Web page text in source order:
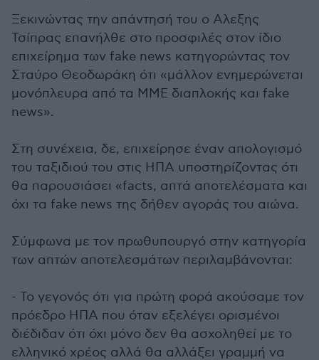
Ξεκινώντας την απάντησή του ο Αλεξης
Τσίπρας επανήλθε στο προσφιλές στον ίδιο
επιχείρημα των fake news κατηγορώντας τον
Σταύρο Θεοδωράκη ότι «μάλλον ενημερώνεται
μονόπλευρα από τα ΜΜΕ διαπλοκής και fake
news».
Στη συνέχεια, δε, επιχείρησε έναν απολογισμό
του ταξιδιού του στις ΗΠΑ υποστηρίζοντας ότι
θα παρουσιάσει «facts, απτά αποτελέσματα και
όχι τα fake news της δήθεν αγοράς του αιώνα.
Σύμφωνα με τον πρωθυπουργό στην κατηγορία
των απτών αποτελεσμάτων περιλαμβάνονται:
- Το γεγονός ότι για πρώτη φορά ακούσαμε τον
πρόεδρο ΗΠΑ που όταν εξελέγει ορισμένοι
διέδιδαν ότι όχι μόνο δεν θα ασχοληθεί με το
ελληνικό χρέος αλλά θα αλλάξει γραμμή να